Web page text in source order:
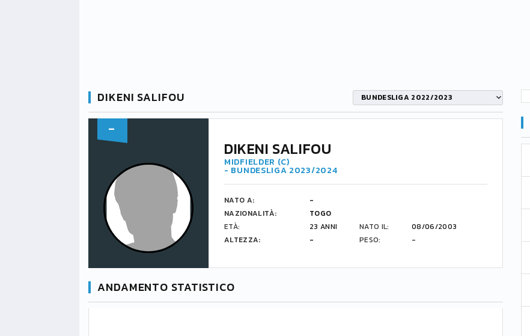
DIKENI SALIFOU BUNDESLIGA 2022/2023
-
DIKENI SALIFOU
MIDFIELDER (C)
- BUNDESLIGA 2023/2024
NATO A:
-
NAZIONALITÀ:
TOGO
ETÀ:
23 ANNI NATO IL:
08/06/2003
ALTEZZA:
- PESO: -
ANDAMENTO STATISTICO